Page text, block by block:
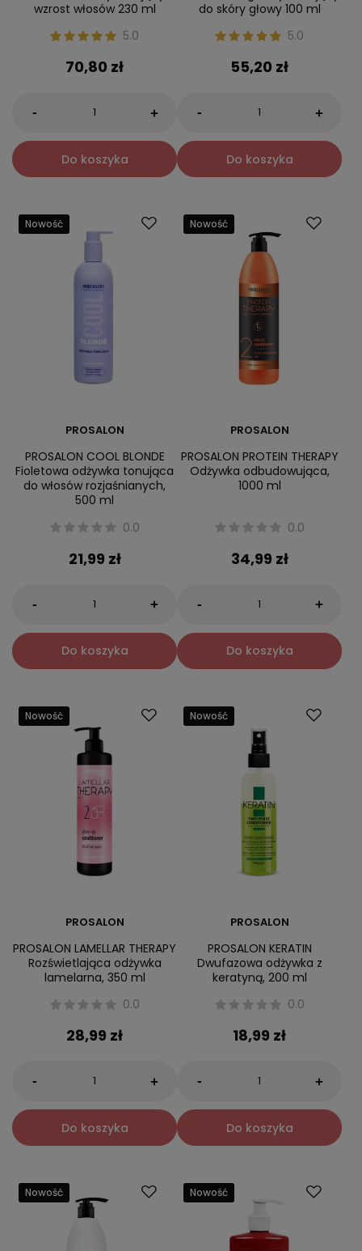
wzrost włosów 230 ml
5.0
70,80 zł
- +
Do koszyka
do skóry głowy 100 ml
5.0
55,20 zł
- +
Do koszyka
Nowość
PROSALON
PROSALON COOL BLONDE
Fioletowa odżywka tonująca
do włosów rozjaśnianych,
500 ml
0.0
21,99 zł
- +
Do koszyka
Nowość
PROSALON
PROSALON PROTEIN THERAPY
Odżywka odbudowująca,
1000 ml
0.0
34,99 zł
- +
Do koszyka
Nowość
PROSALON
PROSALON LAMELLAR THERAPY
Rozświetlająca odżywka
lamelarna, 350 ml
0.0
28,99 zł
- +
Do koszyka
Nowość
PROSALON
PROSALON KERATIN
Dwufazowa odżywka z
keratyną, 200 ml
0.0
18,99 zł
- +
Do koszyka
Nowość Nowość